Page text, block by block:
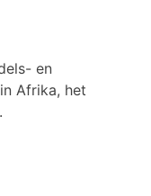
en
Afrika, het